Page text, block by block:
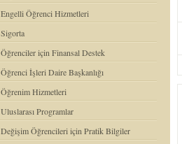
Engelli Öğrenci Hizmetleri
Sigorta
Öğrenciler için Finansal Destek
Öğrenci İşleri Daire Başkanlığı
Öğrenim Hizmetleri
Uluslarası Programlar
Değişim Öğrencileri için Pratik Bilgiler